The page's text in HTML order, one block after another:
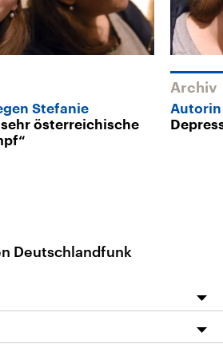
Stefanie
sehr österreichische
Archiv
Autorin
Deutschlandfunk